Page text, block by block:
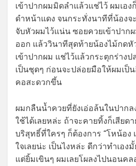
เข้าปากผมมิดลำแล้วแช่ไว้ ผมเอ
ดำหน้าแดง จนกระทั่งนาทีที่น้องจ
จับหัวผมไว้แน่น ซอยควยเข้าปาก
ออก แล้ววินาทีสุดท้ายน้องไม้กดหั
เข้าปากผม แช่ไว้แล้วกระตุกร่าง
เป็นชุดๆ ก่อนจะปล่อยมือให้ผมเป็
คอสะดวกขึ้น
ผมกลืนน้ำควยที่ยังเอ่อล้นในปาก
ใช้ได้เลยหล่ะ ถ้าจะคายทิ้งก็เสียด
บริสุทธิ์ที่ใครๆ ก็ต้องการ “โหน้อง
ใจเลยน่ะ เป็นไงหล่ะ ดีกว่าทำเอง
แต่ยิ้มเขินๆ ผมเลยโผลงไปนอนค